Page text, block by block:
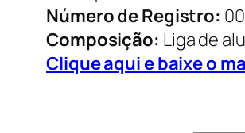
Número de Registro:
Composição: Liga de
Clique aqui e baixe o